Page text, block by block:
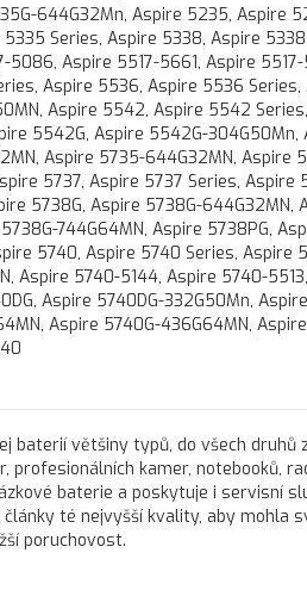
644G32Mn, Aspire 5235, Aspire
Series, Aspire 5338, Aspire
5086, Aspire 5517-5661, Aspire
Aspire 5536, Aspire 5536
Aspire 5542, Aspire 5542
5542G, Aspire 5542G-304G50Mn,
Aspire 5735-644G32MN, Aspire
5737, Aspire 5737 Series, Aspire
5738G, Aspire 5738G-644G32MN,
744G64MN, Aspire 5738PG,
5740, Aspire 5740 Series, Aspire
Aspire 5740-5144, Aspire 5740-
Aspire 5740DG-332G50Mn,
Aspire 5740G-436G64MN,
baterií většiny typů, do všech druhů
kamer, notebooků,
baterie a poskytuje i servisní
té nejvyšší kvality, aby mohla
poruchovost.